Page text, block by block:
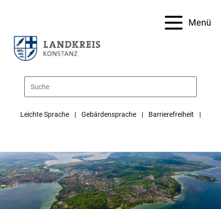
Menü
Leichte Sprache Gebärdensprache Barrierefreiheit